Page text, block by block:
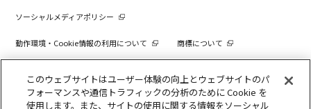
ソーシャルメディアポリシー
動作環境・Cookie情報の利用について 商標について
このウェブサイトはユーザー体験の向上とウェブサイトのパ
フォーマンスや通信トラフィックの分析のために Cookie を
使用します。また、サイトの使用に関する情報をソーシャル